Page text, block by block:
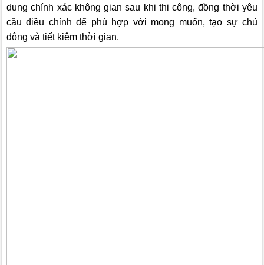
dung chính xác không gian sau khi thi công, đồng thời yêu
cầu điều chỉnh để phù hợp với mong muốn, tạo sự chủ
động và tiết kiệm thời gian.